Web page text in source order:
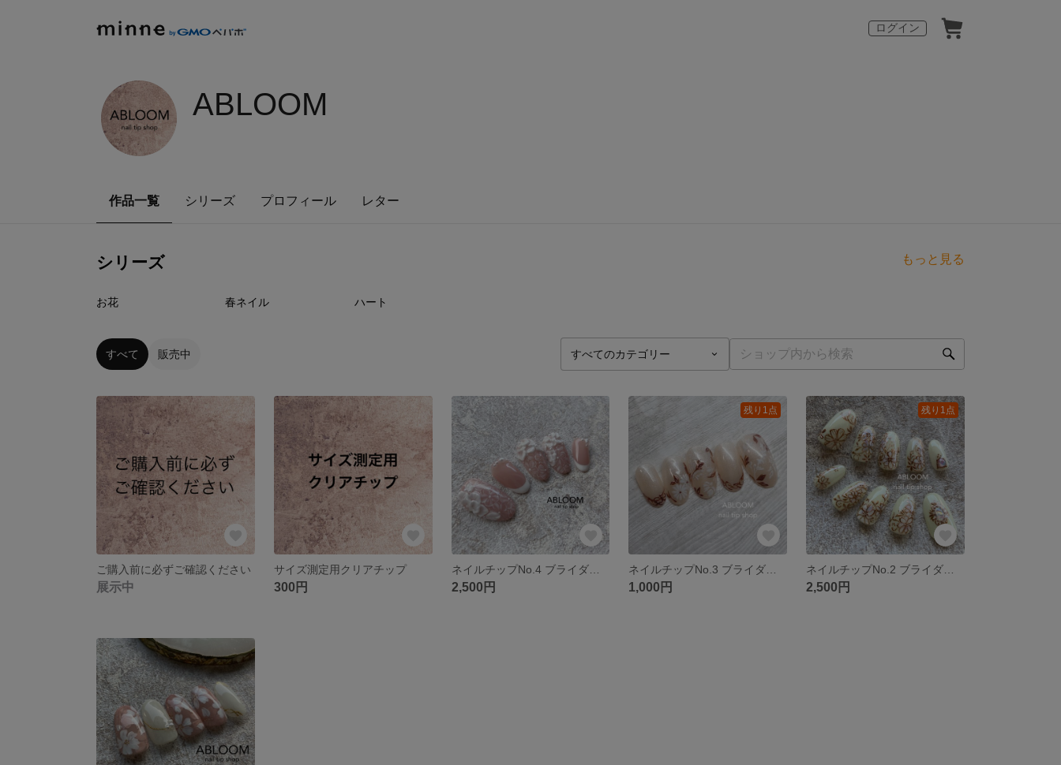
ログイン
ABLOOM
作品一覧 シリーズ プロフィール レター
シリーズ もっと見る
お花 春ネイル ハート
すべて 販売中
ご購入前に必ずご確認ください
展示中
サイズ測定用クリアチップ
300円
ネイルチップNo.4 ブライダルネイル フラワーネイル フレンチネイル 結婚式 入学式
2,500円
残り1点
1,000円
残り1点
2,500円